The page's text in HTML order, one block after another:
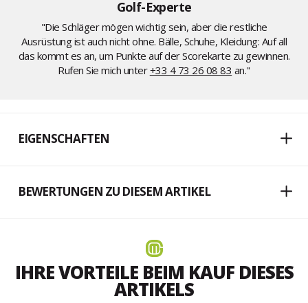
Golf-Experte
"Die Schläger mögen wichtig sein, aber die restliche
Ausrüstung ist auch nicht ohne. Bälle, Schuhe, Kleidung: Auf all
das kommt es an, um Punkte auf der Scorekarte zu gewinnen.
Rufen Sie mich unter+33 4 73 26 08 83 an."
EIGENSCHAFTEN
BEWERTUNGEN ZU DIESEM ARTIKEL
IHRE VORTEILE BEIM KAUF DIESES
ARTIKELS